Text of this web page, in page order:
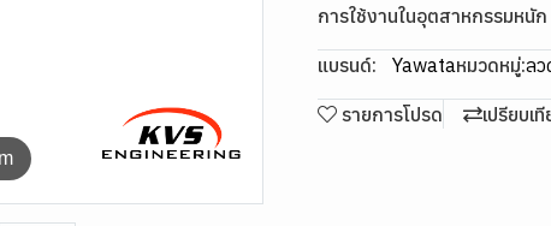
การใช้งานในอุตสาหกรรมหนัก
แบรนด์: Yawataหมวดหมู่:ลว
รายการโปรด เปรียบเ